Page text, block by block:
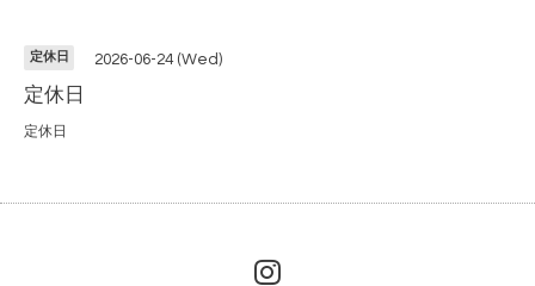
定休日 2026-06-24 (Wed)
定休日
定休日